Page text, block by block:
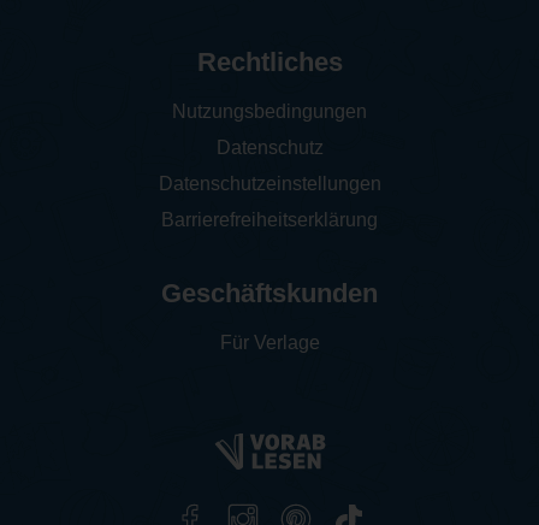
Rechtliches
Nutzungsbedingungen
Datenschutz
Datenschutzeinstellungen
Barrierefreiheitserklärung
Geschäftskunden
Für Verlage